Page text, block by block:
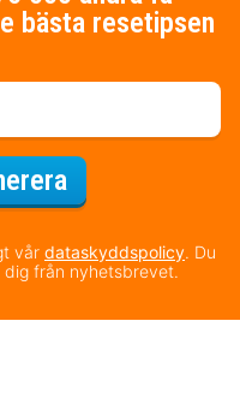
bästa resetipsen
vår dataskyddspolicy. Du
dig från nyhetsbrevet.